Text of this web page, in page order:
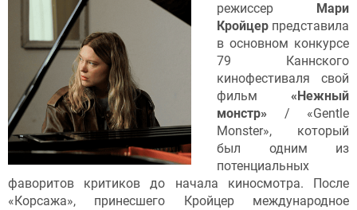
режиссер
Мари
Кройцер представила
в основном конкурсе
79 Каннского
кинофестиваля свой
фильм «Нежный
монстр» / «Gentle
Monster», который
был одним из
потенциальных
фаворитов критиков до начала киносмотра. После
«Корсажа», принесшего Кройцер международное